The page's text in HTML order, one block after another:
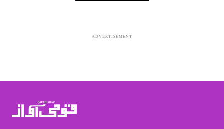
ADVERTISEMENT